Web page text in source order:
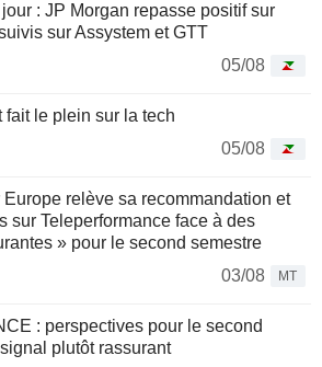
: JP Morgan repasse positif sur
sur Assystem et GTT
05/08
fait le plein sur la tech
05/08
relève sa recommandation et
sur Teleperformance face à des
» pour le second semestre
03/08
MT
: perspectives pour le second
plutôt rassurant